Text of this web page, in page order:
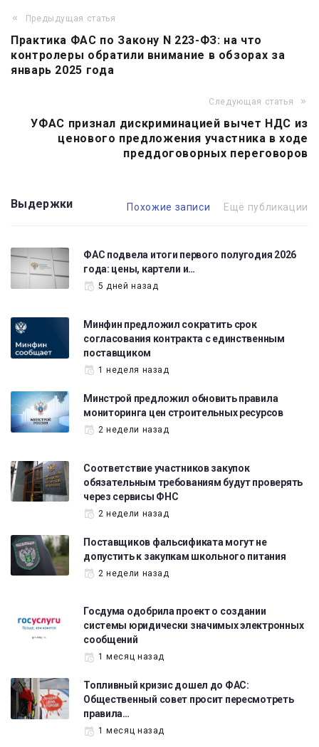
Навигация
по
записям
Предыдущая статья
Практика ФАС по Закону N 223-ФЗ: на что
контролеры обратили внимание в обзорах за
январь 2025 года
Следующая статья
УФАС признал дискриминацией вычет НДС из
ценового предложения участника в ходе
преддоговорных переговоров
Выдержки Похожие записи Ещё публикации
ФАС подвела итоги первого полугодия 2026
года: цены, картели и…
5 дней назад
Минфин предложил сократить срок
согласования контракта с единственным
поставщиком
1 неделя назад
Минстрой предложил обновить правила
мониторинга цен строительных ресурсов
2 недели назад
Соответствие участников закупок
обязательным требованиям будут проверять
через сервисы ФНС
2 недели назад
Поставщиков фальсификата могут не
допустить к закупкам школьного питания
2 недели назад
Госдума одобрила проект о создании
системы юридически значимых электронных
сообщений
1 месяц назад
Топливный кризис дошел до ФАС:
Общественный совет просит пересмотреть
правила…
1 месяц назад